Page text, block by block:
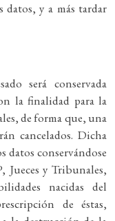
datos, y a más tardar
será conservada
la finalidad para la
de forma que, una
cancelados. Dicha
datos conservándose
Jueces y Tribunales,
nacidas del
de éstas,